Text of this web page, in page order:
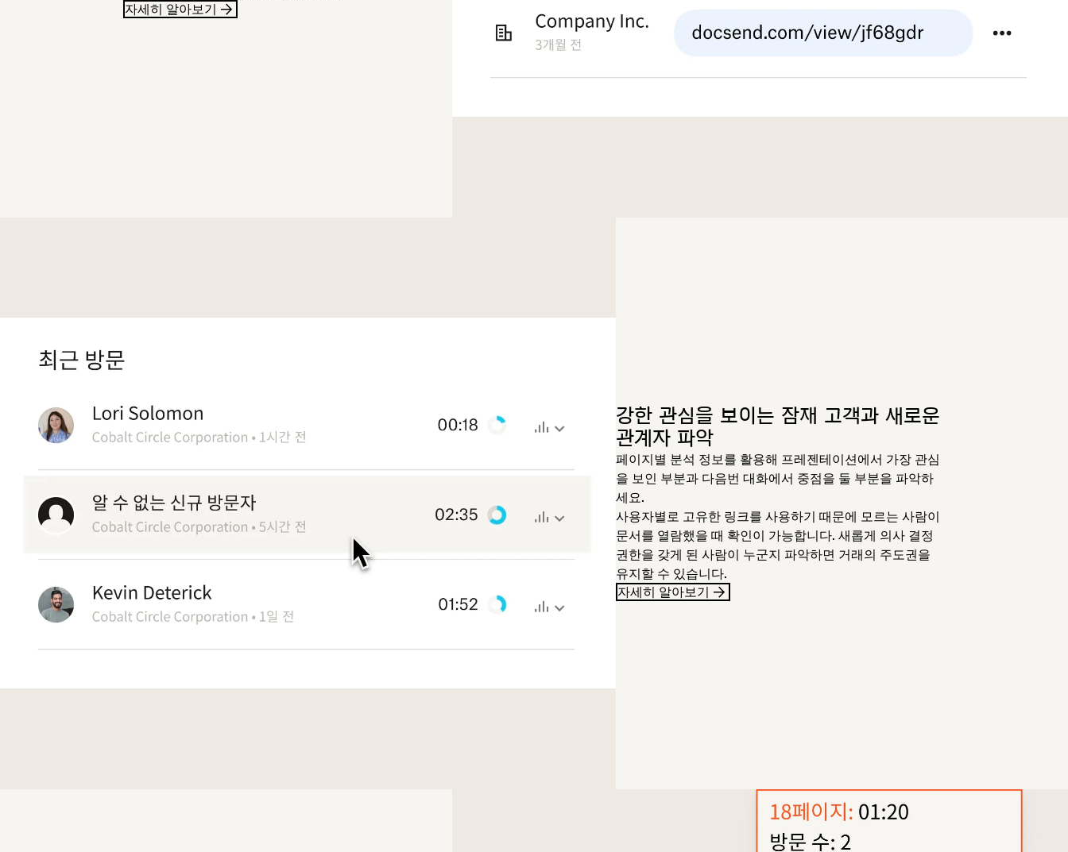
자세히 알아보기
강한 관심을 보이는 잠재 고객과 새로운
관계자 파악
페이지별 분석 정보를 활용해 프레젠테이션에서 가장 관심
을 보인 부분과 다음번 대화에서 중점을 둘 부분을 파악하
세요.
사용자별로 고유한 링크를 사용하기 때문에 모르는 사람이
문서를 열람했을 때 확인이 가능합니다. 새롭게 의사 결정
권한을 갖게 된 사람이 누군지 파악하면 거래의 주도권을
유지할 수 있습니다.
자세히 알아보기